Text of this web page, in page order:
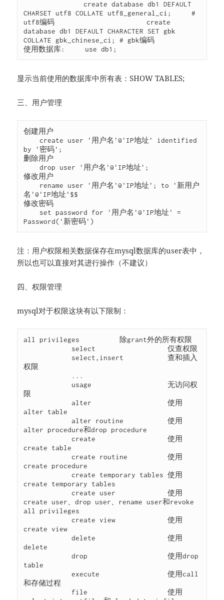
CHARSET utf8 COLLATE utf8_general_ci;     #
utf8编码                       create
database db1 DEFAULT CHARACTER SET gbk
COLLATE gbk_chinese_ci; # gbk编码
使用数据库:     use db1;
显示当前使用的数据库中所有表：SHOW TABLES;
三、用户管理
创建用户
by '密码';
删除用户
    drop user '用户名'@'IP地址';
修改用户
名'@'IP地址'$$
修改密码
Password('新密码')
注：用户权限相关数据保存在mysql数据库的user表中，
所以也可以直接对其进行操作（不建议）
四、权限管理
mysql对于权限这块有以下限制：
all privileges          除grant外的所有权限
权限
限
            alter                   使用
alter table
            alter routine           使用
alter procedure和drop procedure
create table
create procedure
create temporary tables
create user、drop user、rename user和revoke
all privileges
create view
            delete                  使用
delete
            drop                    使用drop
table
            execute                 使用call
和存储过程